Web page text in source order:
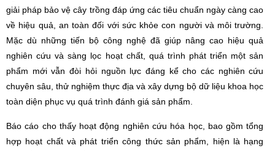
giải pháp bảo vệ cây trồng đáp ứng các tiêu chuẩn ngày càng cao
về hiệu quả, an toàn đối với sức khỏe con người và môi trường.
Mặc dù những tiến bộ công nghệ đã giúp nâng cao hiệu quả
nghiên cứu và sàng lọc hoạt chất, quá trình phát triển một sản
phẩm mới vẫn đòi hỏi nguồn lực đáng kể cho các nghiên cứu
chuyên sâu, thử nghiệm thực địa và xây dựng bộ dữ liệu khoa học
toàn diện phục vụ quá trình đánh giá sản phẩm.
Báo cáo cho thấy hoạt động nghiên cứu hóa học, bao gồm tổng
hợp hoạt chất và phát triển công thức sản phẩm, hiện là hạng